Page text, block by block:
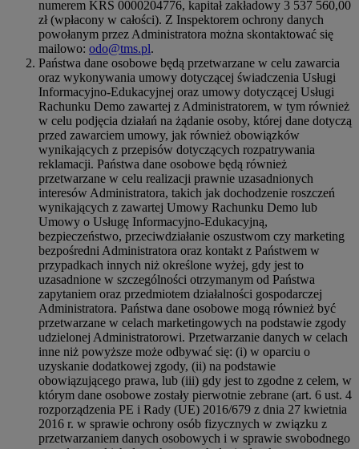
numerem KRS 0000204776, kapitał zakładowy 3 537 560,00
zł (wpłacony w całości). Z Inspektorem ochrony danych
powołanym przez Administratora można skontaktować się
mailowo: odo@tms.pl.
Państwa dane osobowe będą przetwarzane w celu zawarcia
oraz wykonywania umowy dotyczącej świadczenia Usługi
Informacyjno-Edukacyjnej oraz umowy dotyczącej Usługi
Rachunku Demo zawartej z Administratorem, w tym również
w celu podjęcia działań na żądanie osoby, której dane dotyczą
przed zawarciem umowy, jak również obowiązków
wynikających z przepisów dotyczących rozpatrywania
reklamacji. Państwa dane osobowe będą również
przetwarzane w celu realizacji prawnie uzasadnionych
interesów Administratora, takich jak dochodzenie roszczeń
wynikających z zawartej Umowy Rachunku Demo lub
Umowy o Usługę Informacyjno-Edukacyjną,
bezpieczeństwo, przeciwdziałanie oszustwom czy marketing
bezpośredni Administratora oraz kontakt z Państwem w
przypadkach innych niż określone wyżej, gdy jest to
uzasadnione w szczególności otrzymanym od Państwa
zapytaniem oraz przedmiotem działalności gospodarczej
Administratora. Państwa dane osobowe mogą również być
przetwarzane w celach marketingowych na podstawie zgody
udzielonej Administratorowi. Przetwarzanie danych w celach
inne niż powyższe może odbywać się: (i) w oparciu o
uzyskanie dodatkowej zgody, (ii) na podstawie
obowiązującego prawa, lub (iii) gdy jest to zgodne z celem, w
którym dane osobowe zostały pierwotnie zebrane (art. 6 ust. 4
rozporządzenia PE i Rady (UE) 2016/679 z dnia 27 kwietnia
2016 r. w sprawie ochrony osób fizycznych w związku z
przetwarzaniem danych osobowych i w sprawie swobodnego